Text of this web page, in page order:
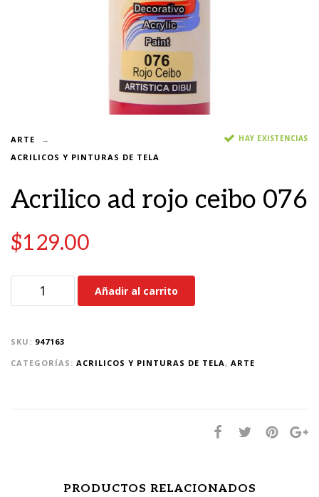
ARTE
ACRILICOS Y PINTURAS DE TELA
HAY EXISTENCIAS
Acrilico ad rojo ceibo 076
$129.00
Añadir al carrito
SKU: 947163
CATEGORÍAS: ACRILICOS Y PINTURAS DE TELA, ARTE
PRODUCTOS RELACIONADOS